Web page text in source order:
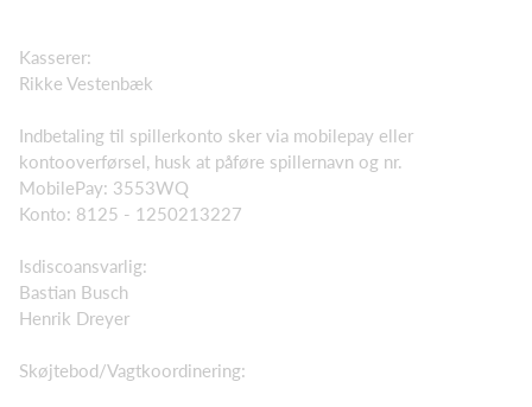
Kasserer:
Rikke Vestenbæk
Indbetaling til spillerkonto sker via mobilepay eller
kontooverførsel, husk at påføre spillernavn og nr.
MobilePay: 3553WQ
Konto: 8125 - 1250213227
Isdiscoansvarlig:
Bastian Busch
Henrik Dreyer
Skøjtebod/Vagtkoordinering: